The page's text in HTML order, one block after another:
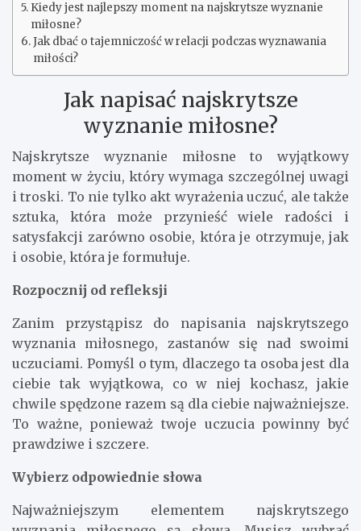
Kiedy jest najlepszy moment na najskrytsze wyznanie
miłosne?
Jak dbać o tajemniczość w relacji podczas wyznawania
miłości?
Jak napisać najskrytsze
wyznanie miłosne?
Najskrytsze wyznanie miłosne to wyjątkowy
moment w życiu, który wymaga szczególnej uwagi
i troski. To nie tylko akt wyrażenia uczuć, ale także
sztuka, która może przynieść wiele radości i
satysfakcji zarówno osobie, która je otrzymuje, jak
i osobie, która je formułuje.
Rozpocznij od refleksji
Zanim przystąpisz do napisania najskrytszego
wyznania miłosnego, zastanów się nad swoimi
uczuciami. Pomyśl o tym, dlaczego ta osoba jest dla
ciebie tak wyjątkowa, co w niej kochasz, jakie
chwile spędzone razem są dla ciebie najważniejsze.
To ważne, ponieważ twoje uczucia powinny być
prawdziwe i szczere.
Wybierz odpowiednie słowa
Najważniejszym elementem najskrytszego